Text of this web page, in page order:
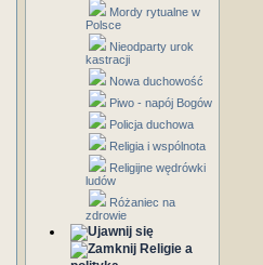
Mordy rytualne w
Polsce
Nieodparty urok
kastracji
Nowa duchowość
Piwo - napój Bogów
Policja duchowa
Religia i wspólnota
Religijne wędrówki
ludów
Różaniec na
zdrowie
Religie a